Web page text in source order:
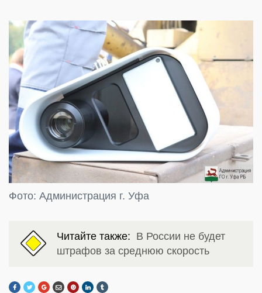
Фото: Администрация г. Уфа
Читайте также: В России не будет
штрафов за среднюю скорость